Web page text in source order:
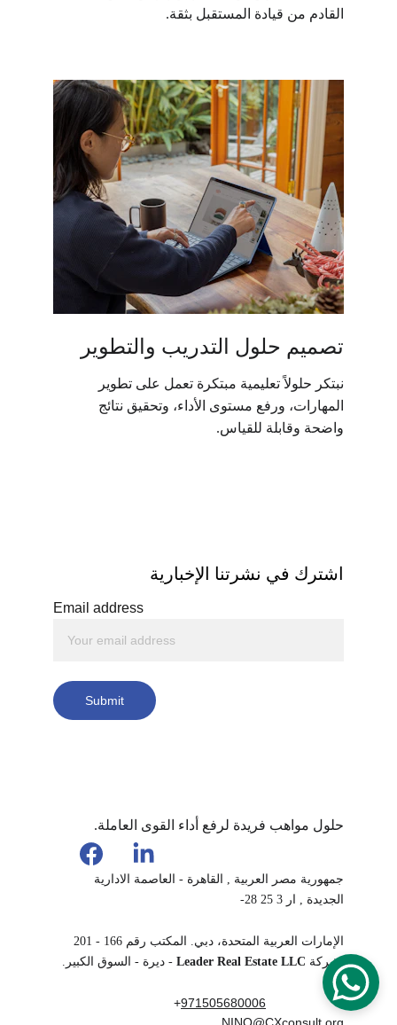
القادم من قيادة المستقبل بثقة.
تصميم حلول التدريب والتطوير
نبتكر حلولاً تعليمية مبتكرة تعمل على تطوير
المهارات، ورفع مستوى الأداء، وتحقيق نتائج
واضحة وقابلة للقياس.
Email address
Submit
اشترك في نشرتنا الإخبارية
حلول مواهب فريدة لرفع أداء القوى العاملة.
جمهورية مصر العربية , القاهرة - العاصمة الادارية
الجديدة , ار 3 25 28-
لشركة Leader Real Estate LLC - ديرة - السوق الكبير.
+971505680006